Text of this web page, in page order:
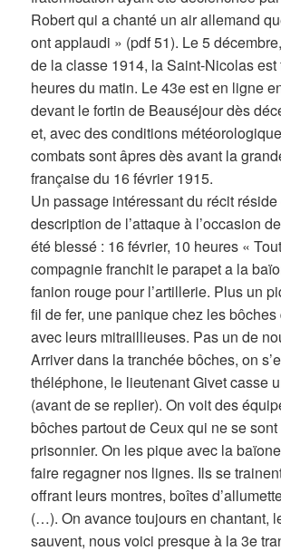
Robert qui a chanté un air allemand
ont applaudi » (pdf 51). Le 5
de la classe 1914, la Saint-Nicolas est
heures du matin. Le 43e est en ligne
devant le fortin de Beauséjour dès
et, avec des conditions
combats sont âpres dès avant la
française du 16 février 1915.
Un passage intéressant du récit
description de l’attaque à l’occasion
été blessé : 16 février, 10 heures «
compagnie franchit le parapet a la
fanion rouge pour l’artillerie. Plus un
fil de fer, une panique chez les
avec leurs mitraillieuses. Pas un de
Arriver dans la tranchée bôches, on
théléphone, le lieutenant Givet casse
(avant de se replier). On voit des
bôches partout de Ceux qui ne se
prisonnier. On les pique avec la
faire regagner nos lignes. Ils se
offrant leurs montres, boîtes
(…). On avance toujours en chantant,
sauvent, nous voici presque à la 3e